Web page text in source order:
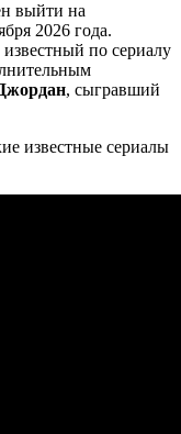
выйти на
2026 года.
известный по сериалу
, сыгравший
известные сериалы